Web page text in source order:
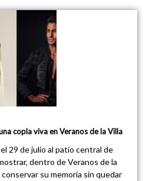
copla viva en Veranos de la Villa
29 de julio al patio central de
dentro de Veranos de la
su memoria sin quedar